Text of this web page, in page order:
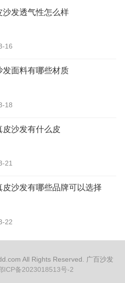
沙发透气性怎么样
16
发面料有哪些材质
18
皮沙发有什么皮
21
皮沙发有哪些品牌可以选择
22
All Rights Reserved. 广百沙发
ICP备2023018513号-2